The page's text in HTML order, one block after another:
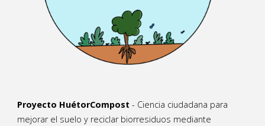
Proyecto HuétorCompost - Ciencia ciudadana para
mejorar el suelo y reciclar biorresiduos mediante